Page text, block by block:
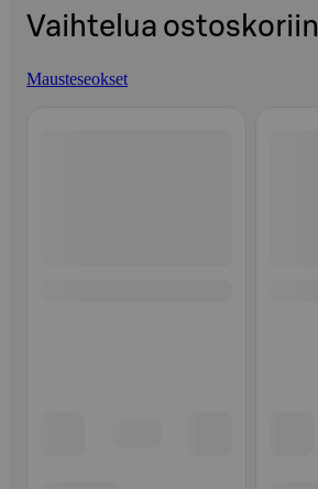
Vaihtelua ostoskoriin
Mausteseokset